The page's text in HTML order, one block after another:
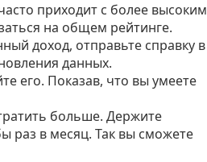
приходит с более высоким
на общем рейтинге.
доход, отправьте справку в
данных.
его. Показав, что вы умеете
больше. Держите
раз в месяц. Так вы сможете